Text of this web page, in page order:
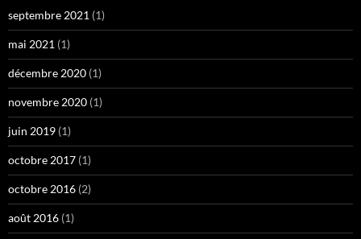
septembre 2021 (1)
mai 2021 (1)
décembre 2020 (1)
novembre 2020 (1)
juin 2019 (1)
octobre 2017 (1)
octobre 2016 (2)
août 2016 (1)